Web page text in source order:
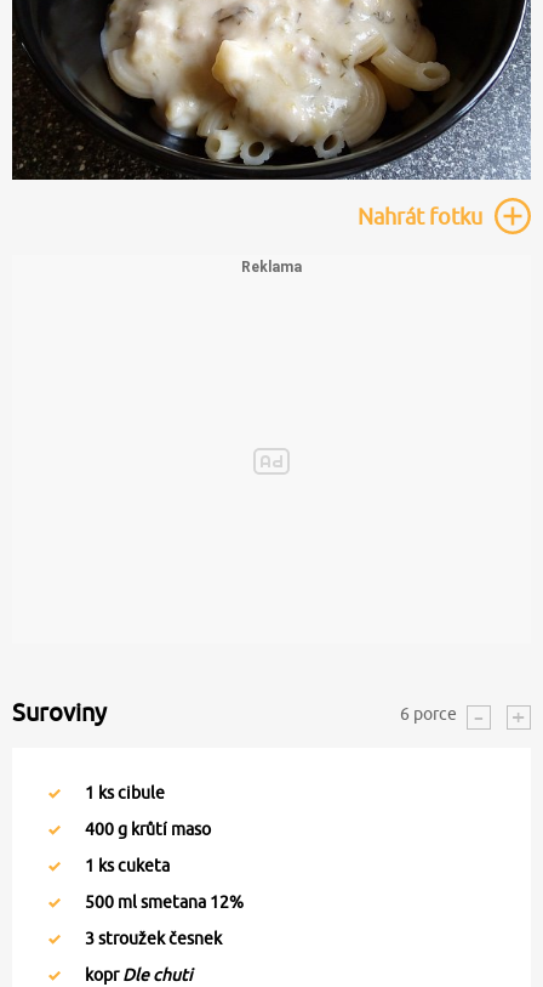
Nahrátfotku
Suroviny 6 porce
1 ks cibule
400g krůtí maso
1 ks cuketa
500 ml smetana 12%
3stroužek česnek
koprDle chuti